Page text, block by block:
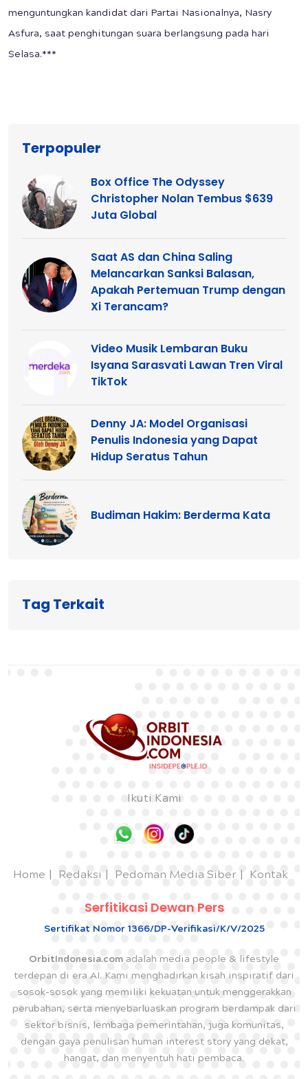
menguntungkan kandidat dari Partai Nasionalnya, Nasry
Asfura, saat penghitungan suara berlangsung pada hari
Selasa.***
Terpopuler
Box Office The Odyssey
Christopher Nolan Tembus $639
Juta Global
Saat AS dan China Saling
Melancarkan Sanksi Balasan,
Apakah Pertemuan Trump dengan
Xi Terancam?
Video Musik Lembaran Buku
Isyana Sarasvati Lawan Tren Viral
TikTok
Denny JA: Model Organisasi
Penulis Indonesia yang Dapat
Hidup Seratus Tahun
Budiman Hakim: Berderma Kata
Tag Terkait
Ikuti Kami
Home Redaksi Pedoman Media Siber Kontak
Serfitikasi Dewan Pers
Sertifikat Nomor 1366/DP-Verifikasi/K/V/2025
OrbitIndonesia.com adalah media people & lifestyle
terdepan di era AI. Kami menghadirkan kisah inspiratif dari
sosok-sosok yang memiliki kekuatan untuk menggerakkan
perubahan, serta menyebarluaskan program berdampak dari
sektor bisnis, lembaga pemerintahan, juga komunitas,
dengan gaya penulisan human interest story yang dekat,
hangat, dan menyentuh hati pembaca.